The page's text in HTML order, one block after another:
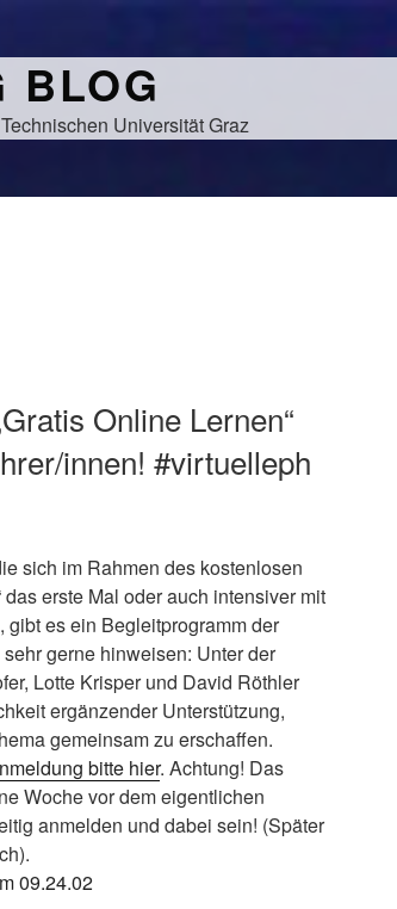
BLOG
Universität Graz
Online Lernen“
innen! #virtuelleph
sich im Rahmen des kostenlosen
das erste Mal oder auch intensiver mit
es ein Begleitprogramm der
gerne hinweisen: Unter der
Lotte Krisper und David Röthler
ergänzender Unterstützung,
gemeinsam zu erschaffen.
bitte hier. Achtung! Das
Woche vor dem eigentlichen
anmelden und dabei sein! (Später